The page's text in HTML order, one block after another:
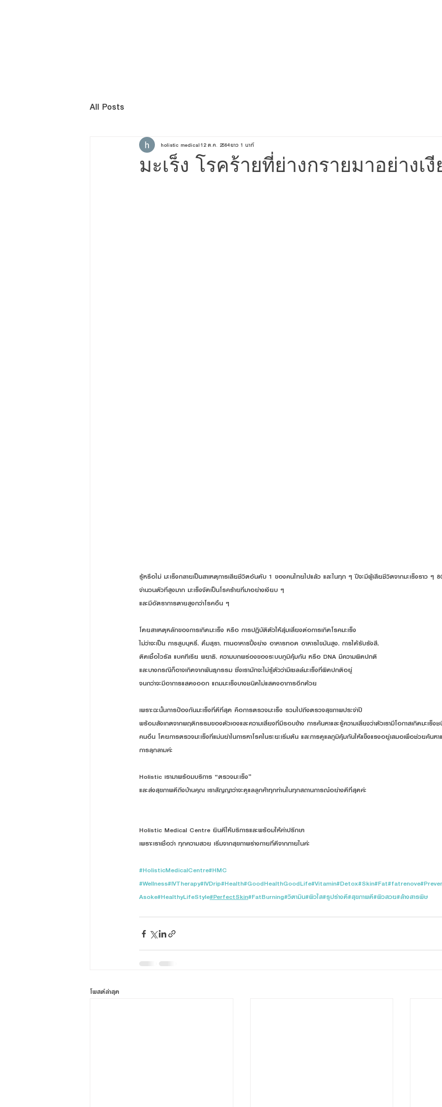
All Posts
มะเร็ง โรคร้ายที่ย่างกรายมาอย่างเงี
holistic medical12 ต.ค. 2564ยาว 1 นาที
รู้หรือไม่ มะเร็งกลายเป็นสาเหตุการเสียชีวิตอันดับ 1 ของคนไทยไปแล้ว และในทุก ๆ ปีจะมีผู้เสียชีวิตจากมะเร็งราว ๆ
จำนวนตัวที่สูงมาก มะเร็งจัดเป็นโรคร้ายที่มาอย่างเงียบ ๆ
และมีอัตราการตายสูงกว่าโรคอื่น ๆ
โดยสาเหตุหลักของการเกิดมะเร็ง หรือ การปฏิบัติตัวให้สุ่มเสี่ยงต่อการเกิดโรคมะเร็ง
ไม่ว่าจะเป็น การสูบบุหรี่, ดื่มสุรา, ทานอาหารปิ้งย่าง อาหารทอด อาหารไขมันสูง, การได้รับรังสี,
ติดเชื้อไวรัส แบคทีเรีย พยาธิ, ความบกพร่องของระบบภูมิคุ้มกัน หรือ DNA มีความผิดปกติ
และบางกรณีก็อาจเกิดจากพันธุกรรม ซึ่งเรามักจะไม่รู้ตัวว่ามีเซลล์มะเร็งที่ผิดปกติอยู่
จนกว่าจะมีอาการแสดงออก แถมมะเร็งบางชนิดไม่แสดงอาการอีกด้วย
เพราะฉะนั้นการป้องกันมะเร็งที่ดีที่สุด คือการตรวจมะเร็ง รวมไปถึงตรวจสุขภาพประจำปี
พร้อมสังเกตจากพฤติกรรมของตัวเองและความเสี่ยงที่มีรอบข้าง การค้นหาและรู้ความเสี่ยงว่าตัวเรามีโอกาสเกิดมะเร็งช
คนอื่น โดยการตรวจมะเร็งที่แม่นยำในการหาโรคในระยะเริ่มต้น และการดูแลภูมิคุ้มกันให้แข็งแรงอยู่เสมอเพื่อช่วยค้นหา
การลุกลามค่ะ
Holistic เรามาพร้อมบริการ “ตรวจมะเร็ง”
และส่งสุขภาพดีถึงบ้านคุณ เราสัญญาว่าจะดูแลลูกค้าทุกท่านในทุกสถานการณ์อย่างดีที่สุดค่ะ
Holistic Medical Centre ยินดีให้บริการและพร้อมให้คำปรึกษา
เพราะเราเชื่อว่า ทุกความสวย เริ่มจากสุขภาพร่างกายที่ดีจากภายในค่ะ
#HolisticMedicalCentre#HMC
#Wellness#IVTherapy#IVDrip#Health#GoodHealthGoodLife#Vitamin#Detox#Skin#Fat#fatrenove
Asoke#HealthyLifeStyle#PerfectSkin#FatBurning#วิตามิน#ผิวใส#รูปร่างดี#สุขภาพดี#ผิวสวย#ล้างสารพิษ
โพสต์ล่าสุด